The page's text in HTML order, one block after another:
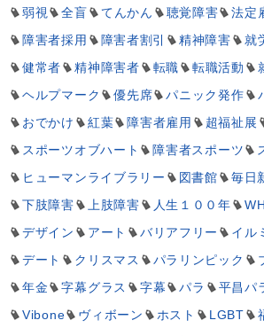
弱視
全盲 てんかん 聴覚障害 法定
障害者採用
障害者割引 精神障害
就
健常者
精神障害者 転職 転職活動
ヘルプマーク
優先席 パニック発作
おでかけ
紅葉 障害者雇用 超福祉展
スポーツオブハート
障害者スポーツ
ヒューマンライブラリー
図書館 毎日
下肢障害
上肢障害 人生１００年
デザイン
アート バリアフリー イル
デート
クリスマス パラリンピック
年金
字幕グラス 字幕 パラ
平昌パ
Vibone
ヴィボーン ホスト LGBT